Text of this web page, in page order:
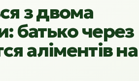
з двома
батько через
аліментів на